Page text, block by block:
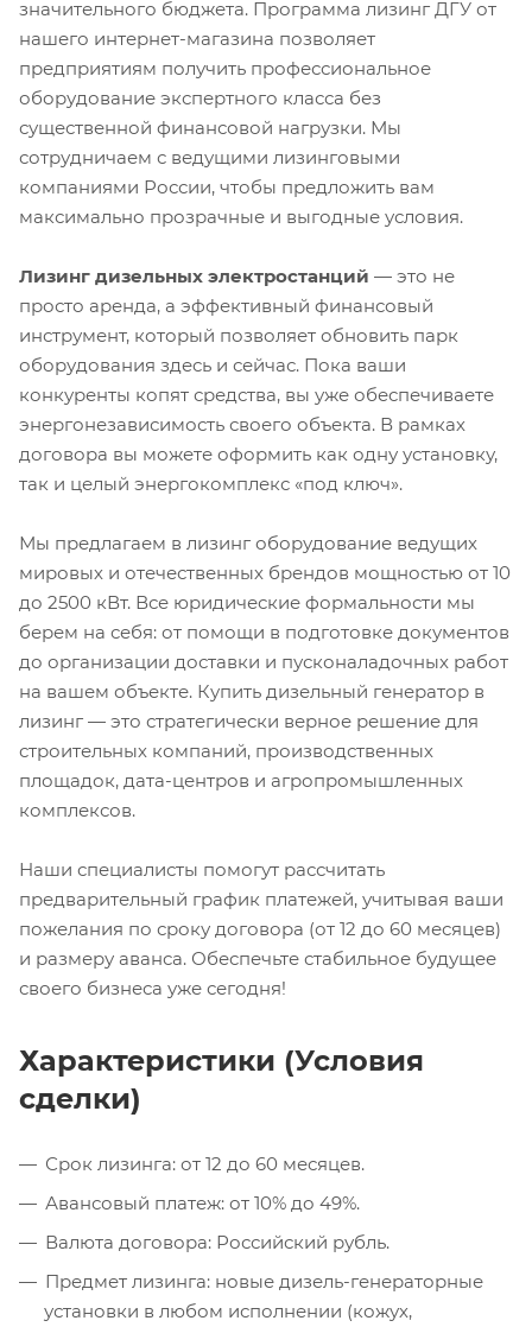
значительного бюджета. Программа лизинг ДГУ от
нашего интернет-магазина позволяет
предприятиям получить профессиональное
оборудование экспертного класса без
существенной финансовой нагрузки. Мы
сотрудничаем с ведущими лизинговыми
компаниями России, чтобы предложить вам
максимально прозрачные и выгодные условия.
Лизинг дизельных электростанций — это не
просто аренда, а эффективный финансовый
инструмент, который позволяет обновить парк
оборудования здесь и сейчас. Пока ваши
конкуренты копят средства, вы уже обеспечиваете
энергонезависимость своего объекта. В рамках
договора вы можете оформить как одну установку,
так и целый энергокомплекс «под ключ».
Мы предлагаем в лизинг оборудование ведущих
мировых и отечественных брендов мощностью от 10
до 2500 кВт. Все юридические формальности мы
берем на себя: от помощи в подготовке документов
до организации доставки и пусконаладочных работ
на вашем объекте. Купить дизельный генератор в
лизинг — это стратегически верное решение для
строительных компаний, производственных
площадок, дата-центров и агропромышленных
комплексов.
Наши специалисты помогут рассчитать
предварительный график платежей, учитывая ваши
пожелания по сроку договора (от 12 до 60 месяцев)
и размеру аванса. Обеспечьте стабильное будущее
своего бизнеса уже сегодня!
Характеристики (Условия
сделки)
Срок лизинга: от 12 до 60 месяцев.
Авансовый платеж: от 10% до 49%.
Валюта договора: Российский рубль.
Предмет лизинга: новые дизель-генераторные
установки в любом исполнении (кожух,